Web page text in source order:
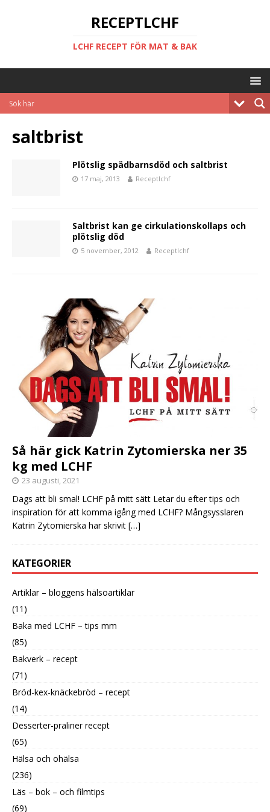
RECEPTLCHF
LCHF RECEPT FÖR MAT & BAK
saltbrist
Plötslig spädbarnsdöd och saltbrist
17 maj, 2013 Receptlchf
Saltbrist kan ge cirkulationskollaps och
plötslig död
5 november, 2012 Receptlchf
Så här gick Katrin Zytomierska ner 35
kg med LCHF
23 augusti, 2021
Dags att bli smal! LCHF på mitt sätt Letar du efter tips och
inspiration för att komma igång med LCHF? Mångsysslaren
Katrin Zytomierska har skrivit […]
KATEGORIER
Artiklar – bloggens hälsoartiklar
(11)
Baka med LCHF – tips mm
(85)
Bakverk – recept
(71)
Bröd-kex-knäckebröd – recept
(14)
Desserter-praliner recept
(65)
Hälsa och ohälsa
(236)
Läs – bok – och filmtips
(69)